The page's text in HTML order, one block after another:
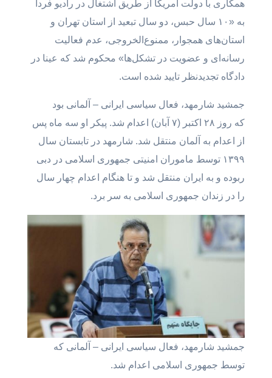
همکاری با دولت آمریکا از طریق اشتغال در رادیو فردا
به «۱۰ سال حبس، دو سال تبعید از استان تهران و
استان‌های همجوار، ممنوع‌الخروجی، عدم فعالیت
رسانه‌ای و عضویت در تشکل‌ها» محکوم شد که عینا در
دادگاه تجدیدنظر تایید شده است.
جمشید شارمهد، فعال سیاسی ایرانی – آلمانی بود
که روز ۲۸ اکتبر (۷ آبان) اعدام شد. پیکر او سه ماه پس
از اعدام به آلمان منتقل شد. شارمهد در تابستان سال
۱۳۹۹ توسط ماموران امنیتی جمهوری اسلامی در دبی
ربوده و به ایران منتقل شد و تا هنگام اعدام چهار سال
را در زندان جمهوری اسلامی به سر برد.
جمشید شارمهد، فعال سیاسی ایرانی – آلمانی که
توسط جمهوری اسلامی اعدام شد.